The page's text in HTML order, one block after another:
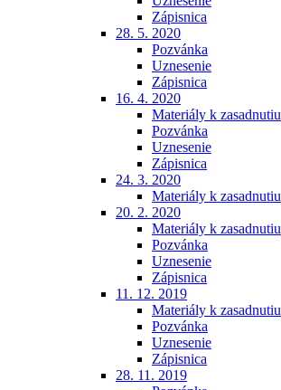
Zápisnica
28. 5. 2020
Pozvánka
Uznesenie
Zápisnica
16. 4. 2020
Materiály k zasadnutiu
Pozvánka
Uznesenie
Zápisnica
24. 3. 2020
Materiály k zasadnutiu
20. 2. 2020
Materiály k zasadnutiu
Pozvánka
Uznesenie
Zápisnica
11. 12. 2019
Materiály k zasadnutiu
Pozvánka
Uznesenie
Zápisnica
28. 11. 2019